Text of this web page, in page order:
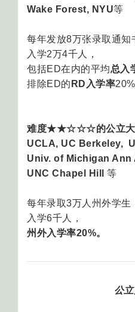
Wake Forest, NYU等
每年发放8万张录取通知
入学2万4千人，
包括ED在内的平均总入
排除ED的 RD入学率20%
难度★★☆☆☆的公立大
UCLA, UC Berkeley,
Univ. of Michigan Ann
UNC Chapel Hill等
每年录取3万人州外学生
入学6千人，
州外入学率20%。
公